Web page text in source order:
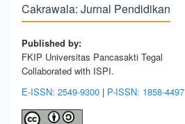
Cakrawala: Jurnal Pendidikan
Published by:
FKIP Universitas Pancasakti Tegal
Collaborated with ISPI.
E-ISSN: 2549-9300 | P-ISSN: 1858-4497